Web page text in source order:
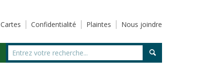
Cartes Confidentialité Plaintes Nous joindre